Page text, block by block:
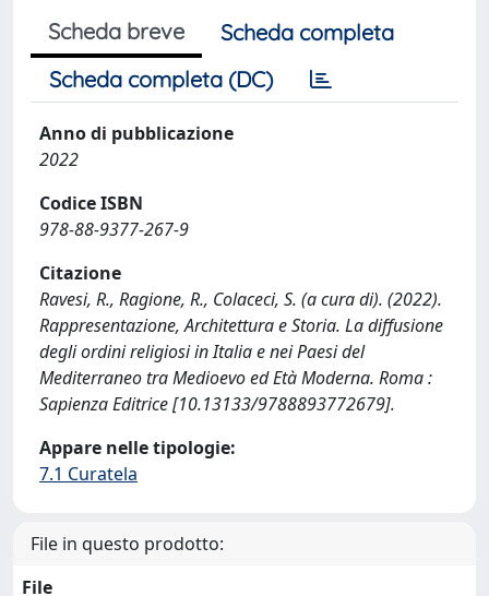
Scheda breve
Scheda completa
Scheda completa (DC)
Anno di pubblicazione
2022
Codice ISBN
978-88-9377-267-9
Citazione
Ravesi, R., Ragione, R., Colaceci, S. (a cura di). (2022).
Rappresentazione, Architettura e Storia. La diffusione
degli ordini religiosi in Italia e nei Paesi del
Mediterraneo tra Medioevo ed Età Moderna. Roma :
Sapienza Editrice [10.13133/9788893772679].
Appare nelle tipologie:
7.1 Curatela
File in questo prodotto:
File